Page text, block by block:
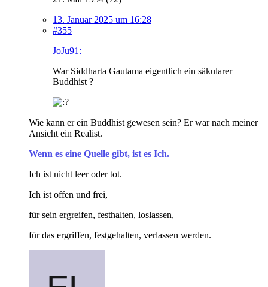
13. Januar 2025 um 16:28
#355
JoJu91:
War Siddharta Gautama eigentlich ein säkularer
Buddhist ?
Wie kann er ein Buddhist gewesen sein? Er war nach meiner
Ansicht ein Realist.
Wenn es eine Quelle gibt, ist es Ich.
Ich ist nicht leer oder tot.
Ich ist offen und frei,
für sein ergreifen, festhalten, loslassen,
für das ergriffen, festgehalten, verlassen werden.